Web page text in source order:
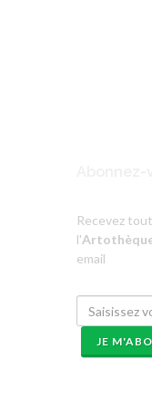
Recevez
l'
email
JE